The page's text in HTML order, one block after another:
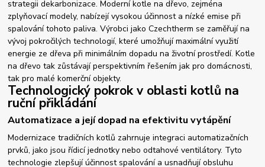
strategii dekarbonizace. Moderní kotle na dřevo, zejména
zplyňovací modely, nabízejí vysokou účinnost a nízké emise při
spalování tohoto paliva. Výrobci jako Czechtherm se zaměřují na
vývoj pokročilých technologií, které umožňují maximální využití
energie ze dřeva při minimálním dopadu na životní prostředí. Kotle
na dřevo tak zůstávají perspektivním řešením jak pro domácnosti,
tak pro malé komerční objekty.
Technologický pokrok v oblasti kotlů na
ruční přikládání
Automatizace a její dopad na efektivitu vytápění
Modernizace tradičních kotlů zahrnuje integraci automatizačních
prvků, jako jsou řídicí jednotky nebo odtahové ventilátory. Tyto
technologie zlepšují účinnost spalování a usnadňují obsluhu